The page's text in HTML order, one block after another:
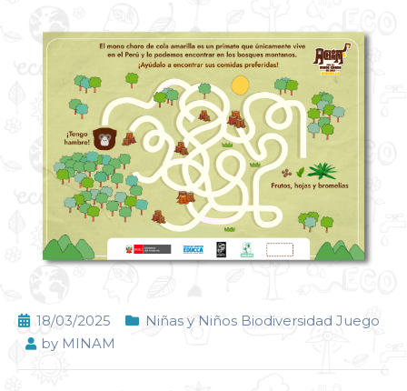
18/03/2025
Niñas y Niños Biodiversidad Juego
by MINAM